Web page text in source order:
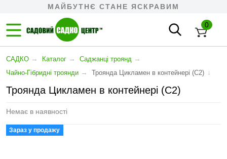
МАЙБУТНЄ СТАНЕ ЯСКРАВИМ
0
САДКО → Каталог → Саджанці троянд →
Чайно-Гібридні троянди → Троянда Цикламен в контейнері (С2) ↓
Троянда Цикламен в контейнері (С2)
Немає в наявності
Зараз у продажу